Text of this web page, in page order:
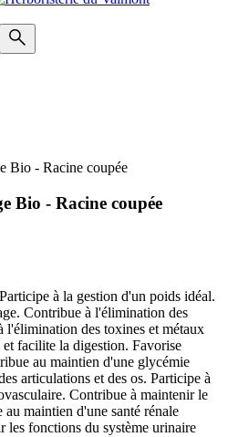
Bio - Racine coupée
Bio - Racine coupée
à la gestion d'un poids idéal.
Contribue à l'élimination des
l'élimination des toxines et métaux
facilite la digestion. Favorise
au maintien d'une glycémie
articulations et des os. Participe à
Contribue à maintenir le
maintien d'une santé rénale
les fonctions du système urinaire